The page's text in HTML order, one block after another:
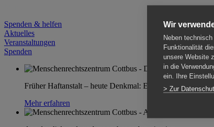
Spenden & helfen
Aktuelles
Veranstaltungen
Spenden
Früher Haftanstalt – heute Denkmal: Einen Ort im Wandel
Mehr erfahren
Wir
Neben
Funktionalität
unsere Website
in die
ein. Ihre
> Zur